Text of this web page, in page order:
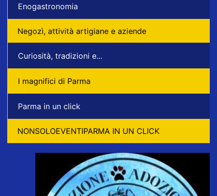
Enogastronomia
Negozì, attività artigiane e aziende
Curiosità, tradizioni e...
I magnifici di Parma
Parma in un click
NONSOLOEVENTIPARMA IN UN CLICK